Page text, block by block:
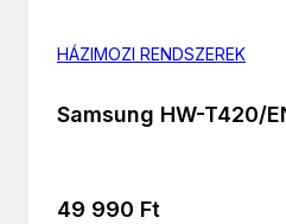
HÁZIMOZI RENDSZEREK
Samsung HW-T420/
49 990 Ft